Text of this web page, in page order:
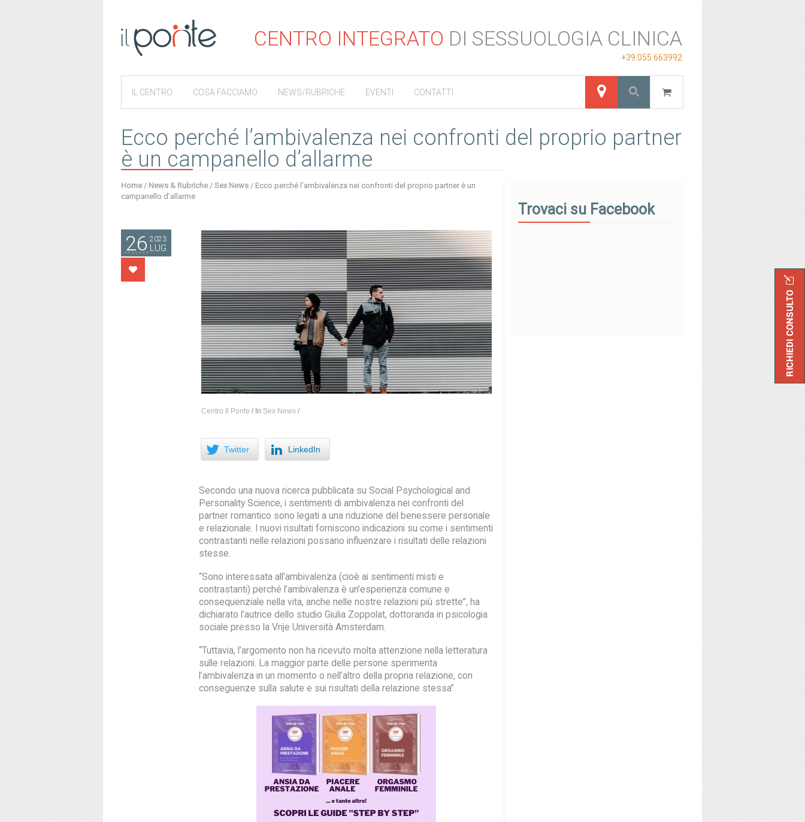
CENTRO INTEGRATO DI SESSUOLOGIA CLINICA
+39.055.663992
IL CENTRO COSA FACCIAMO NEWS/RUBRICHE EVENTI CONTATTI
Ecco perché l’ambivalenza nei confronti del proprio partner
è un campanello d’allarme
Home / News & Rubriche / Sex News / Ecco perché l’ambivalenza nei confronti del proprio partner è un
campanello d’allarme
26 2023
LUG
Centro Il Ponte / In Sex News /
Twitter LinkedIn
Secondo una nuova ricerca pubblicata su Social Psychological and
Personality Science, i sentimenti di ambivalenza nei confronti del
partner romantico sono legati a una riduzione del benessere personale
e relazionale. I nuovi risultati forniscono indicazioni su come i sentimenti
contrastanti nelle relazioni possano influenzare i risultati delle relazioni
stesse.
“Sono interessata all’ambivalenza (cioè ai sentimenti misti e
contrastanti) perché l’ambivalenza è un’esperienza comune e
consequenziale nella vita, anche nelle nostre relazioni più strette”, ha
dichiarato l’autrice dello studio Giulia Zoppolat, dottoranda in psicologia
sociale presso la Vrije Università Amsterdam.
“Tuttavia, l’argomento non ha ricevuto molta attenzione nella letteratura
sulle relazioni. La maggior parte delle persone sperimenta
l’ambivalenza in un momento o nell’altro della propria relazione, con
conseguenze sulla salute e sui risultati della relazione stessa”.
Trovaci su Facebook